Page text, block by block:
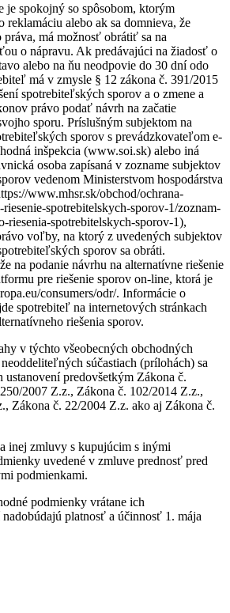
spokojný so spôsobom, ktorým
reklamáciu alebo ak sa domnieva, že
má možnosť obrátiť sa na
o nápravu. Ak predávajúci na žiadosť o
alebo na ňu neodpovie do 30 dní odo
má v zmysle § 12 zákona č. 391/2015
spotrebiteľských sporov a o zmene a
právo podať návrh na začatie
sporu. Príslušným subjektom na
sporov s prevádzkovateľom e-
inšpekcia (www.soi.sk) alebo iná
osoba zapísaná v zozname subjektov
vedenom Ministerstvom hospodárstva
www.mhsr.sk/obchod/ochrana-
spotrebitelskych-sporov-1/zoznam-
riesenia-spotrebitelskych-sporov-1),
voľby, na ktorý z uvedených subjektov
sporov sa obráti.
na podanie návrhu na alternatívne riešenie
pre riešenie sporov on-line, ktorá je
consumers/odr/. Informácie o
spotrebiteľ na internetových stránkach
riešenia sporov.
v týchto všeobecných obchodných
súčastiach (prílohách) sa
predovšetkým Zákona č.
2007 Z.z., Zákona č. 102/2014 Z.z.,
Zákona č. 22/2004 Z.z. ako aj Zákona č.
inej zmluvy s kupujúcim s inými
uvedené v zmluve prednosť pred
podmienkami.
podmienky vrátane ich
platnosť a účinnosť 1. mája